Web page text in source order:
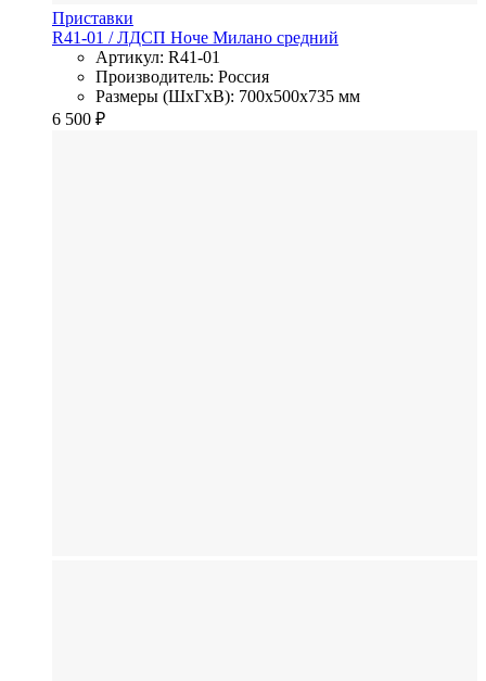
Приставки
R41-01 / ЛДСП Ноче Милано средний
Артикул: R41-01
Производитель: Россия
Размеры (ШхГхВ): 700x500x735 мм
6 500 ₽